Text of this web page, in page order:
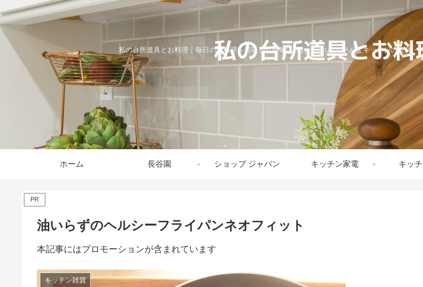
私の台所道具とお料理｜毎日のお料理を美味しく簡単に！おしゃれに！そんなキッチンの道具・
ホーム 長谷園 ショップ ジャパン キッチン家電 キッ
PR
油いらずのヘルシーフライパンネオフィット
本記事にはプロモーションが含まれています
キッチン雑貨